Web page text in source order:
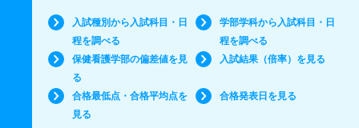
入試種別から入試科目・日
程を調べる
学部学科から入試科目・日
程を調べる
保健看護学部の偏差値を見
る
入試結果（倍率）を見る
合格最低点・合格平均点を
見る
合格発表日を見る